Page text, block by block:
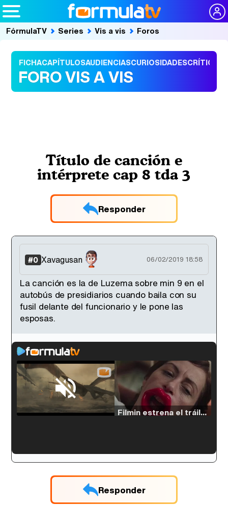
FórmulaTV Series Vis a vis Foros
FICHACAPÍTULOSAUDIENCIASCURIOSIDADESCRÍTICAS
FORO VIS A VIS
Título de canción e
intérprete cap 8 tda 3
Responder
#0 Xavagusan 06/02/2019 18:58
La canción es la de Luzema sobre min 9 en el
autobús de presidiarios cuando baila con su
fusil delante del funcionario y le pone las
esposas.
Unmute
Loaded :
33.30%
Filmin estrena el tráiler de 'Millennial Mal', su nueva comedia universitaria de la mano de Lorena Iglesias
Responder